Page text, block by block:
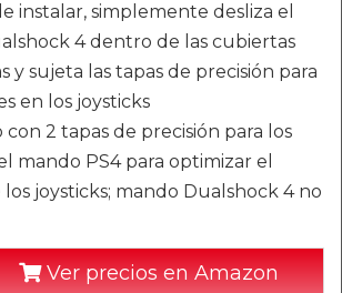
instalar, simplemente desliza el
4 dentro de las cubiertas
y sujeta las tapas de precisión para
en los joysticks
con 2 tapas de precisión para los
mando PS4 para optimizar el
joysticks; mando Dualshock 4 no
Ver precios en Amazon